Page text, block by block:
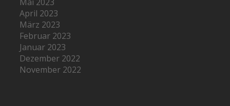
April 2023
März 2023
Februar 2023
Januar 2023
Dezember 2022
November 2022